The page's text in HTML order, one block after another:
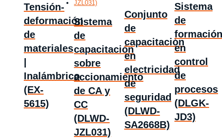
Tensión-
deformación
de
materiales
Inalámbrico
(EX-
5615)
Sistema
de
capacitación
sobre
accionamiento
de CA y
CC
(DLWD-
JZL031)
Conjunto
de
capacitación
en
electricidad
de
seguridad
(DLWD-
SA2668B)
Sistema
de
formación
en
control
de
procesos
(DLGK-
JD3)